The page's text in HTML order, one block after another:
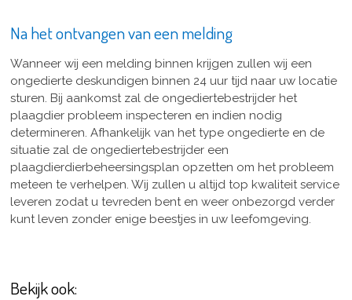
Na het ontvangen van een melding
Wanneer wij een melding binnen krijgen zullen wij een
ongedierte deskundigen binnen 24 uur tijd naar uw locatie
sturen. Bij aankomst zal de ongediertebestrijder het
plaagdier probleem inspecteren en indien nodig
determineren. Afhankelijk van het type ongedierte en de
situatie zal de ongediertebestrijder een
plaagdierdierbeheersingsplan opzetten om het probleem
meteen te verhelpen. Wij zullen u altijd top kwaliteit service
leveren zodat u tevreden bent en weer onbezorgd verder
kunt leven zonder enige beestjes in uw leefomgeving.
Bekijk ook: